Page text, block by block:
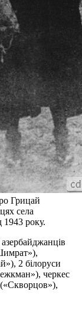
Грицай
села
1943 року.
2 білоруси
черкес